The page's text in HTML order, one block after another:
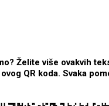
Želite više ovakvih
QR koda. Svaka